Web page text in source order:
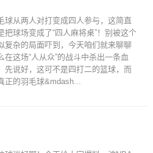
球从两人对打变成四人参与，这简直
把球场变成了“四人麻将桌”！别被这个
复杂的局面吓到，今天咱们就来聊聊
在这场“人从众”的战斗中杀出一条血
先说好，这可不是四打二的篮球，而
正的羽毛球&mdash...